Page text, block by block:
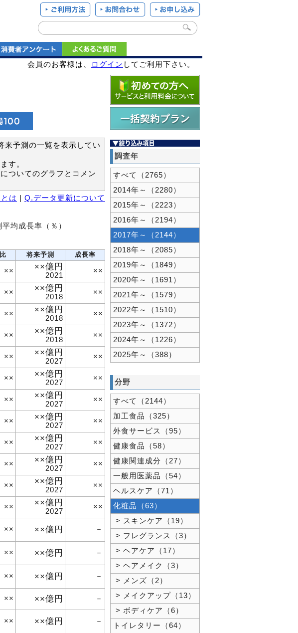
会員のお客様は、 ログイン してご利用下さい。
来予測の一覧を表示してい
す。
ついてのグラフとコメン
は
Q.データ更新について
平均成長率（％）
将来予測 成長率
×× ××億円
2021
××
×× ××億円
2018
××
×× ××億円
2018
××
×× ××億円
2018
××
×× ××億円
2027
××
×× ××億円
2027
××
×× ××億円
2027
××
×× ××億円
2027
××
×× ××億円
2027
××
×× ××億円
2027
××
×× ××億円
2027
××
×× ××億円
2027
××
×× ××億円 －
×× ××億円 －
×× ××億円 －
×× ××億円 －
×× ××億円 －
調査年
すべて（2765）
2014年～（2280）
2015年～（2223）
2016年～（2194）
2017年～（2144）
2018年～（2085）
2019年～（1849）
2020年～（1691）
2021年～（1579）
2022年～（1510）
2023年～（1372）
2024年～（1226）
2025年～（388）
分野
すべて（2144）
加工食品（325）
外食サービス（95）
健康食品（58）
健康関連成分（27）
一般用医薬品（54）
ヘルスケア（71）
化粧品（63）
> スキンケア（19）
> フレグランス（3）
> ヘアケア（17）
> ヘアメイク（3）
> メンズ（2）
> メイクアップ（13）
> ボディケア（6）
トイレタリー（64）